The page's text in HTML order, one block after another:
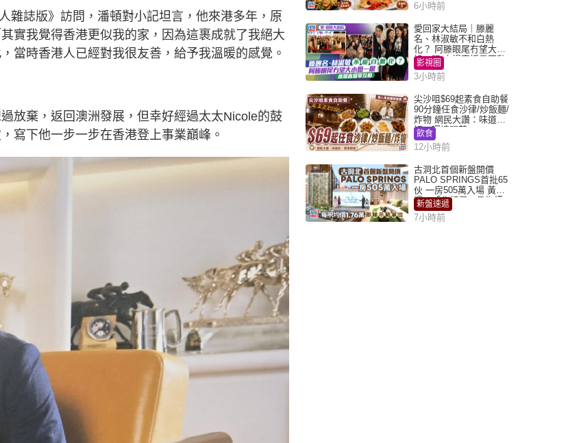
雜誌版》訪問，潘頓對小記坦言，他來港多年，原
實我覺得香港更似我的家，因為這裹成就了我絕大
當時香港人已經對我很友善，給予我溫暖的感覺。
放棄，返回澳洲發展，但幸好經過太太Nicole的鼓
寫下他一步一步在香港登上事業巔峰。
6小時前
愛回家大結局｜滕麗
名、林淑敏不和白熱
化？ 阿滕眼尾冇望大小
姐一眼 商場直播零互動
影視圈
3小時前
尖沙咀$69起素食自助餐
90分鐘任食沙律/炒飯麵/
炸物 網民大讚：味道
好，環境闊落
飲食
12小時前
古洞北首個新盤開價
PALO SPRINGS首批65
伙 一房505萬入場 黃光
耀：「北都價」具指標
作用
新盤速遞
7小時前